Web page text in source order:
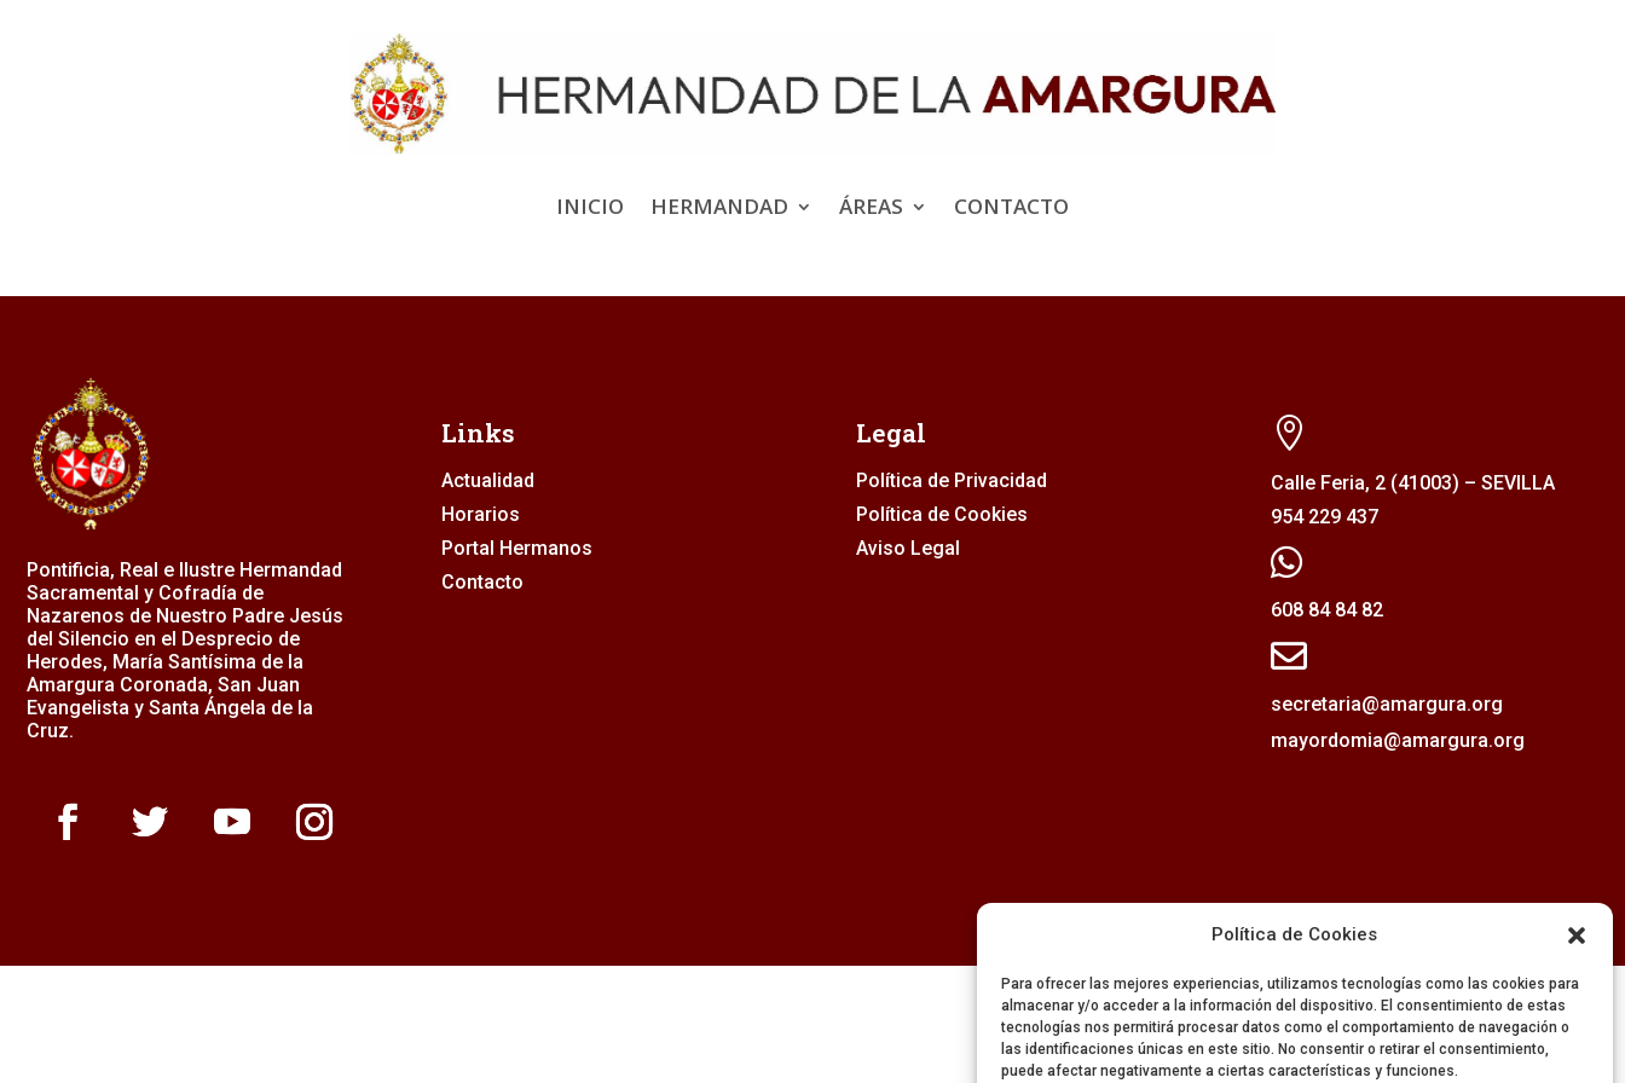
Política de Cookies
Para ofrecer las mejores experiencias, utilizamos tecnologías como las cookies para
almacenar y/o acceder a la información del dispositivo. El consentimiento de estas
tecnologías nos permitirá procesar datos como el comportamiento de navegación o
las identificaciones únicas en este sitio. No consentir o retirar el consentimiento,
puede afectar negativamente a ciertas características y funciones.
INICIO HERMANDAD ÁREAS CONTACTO
Pontificia, Real e Ilustre Hermandad
Sacramental y Cofradía de
Nazarenos de Nuestro Padre Jesús
del Silencio en el Desprecio de
Herodes, María Santísima de la
Amargura Coronada, San Juan
Evangelista y Santa Ángela de la
Cruz.
Links
Actualidad
Horarios
Portal Hermanos
Contacto
Legal
Política de Privacidad
Política de Cookies
Aviso Legal

Calle Feria, 2 (41003) – SEVILLA
954 229 437

608 84 84 82

secretaria@amargura.org
mayordomia@amargura.org